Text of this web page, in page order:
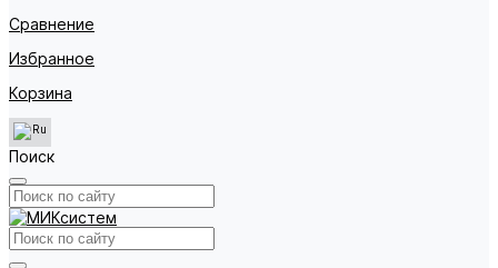
Сравнение
Избранное
Корзина
Поиск